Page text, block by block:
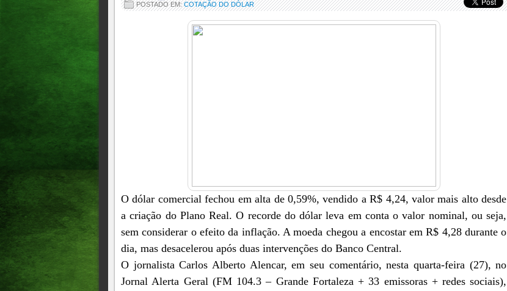
POSTADO EM:COTAÇÃO DO DÓLAR
O dólar comercial fechou em alta de 0,59%, vendido a R$ 4,24, valor mais alto desde
a criação do Plano Real. O recorde do dólar leva em conta o valor nominal, ou seja,
sem considerar o efeito da inflação. A moeda chegou a encostar em R$ 4,28 durante o
dia, mas desacelerou após duas intervenções do Banco Central.
O jornalista Carlos Alberto Alencar, em seu comentário, nesta quarta-feira (27), no
Jornal Alerta Geral (FM 104.3 – Grande Fortaleza + 33 emissoras + redes sociais),